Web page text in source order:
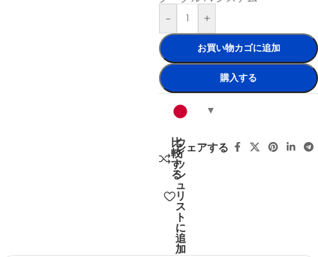
-
+
お買い物カゴに追加
購入する
比
較
す
る
ウ
ィ
ッ
シ
ュ
リ
ス
ト
に
追
加
シェアする